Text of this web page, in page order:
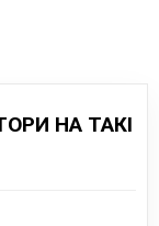
НА ТАКІ